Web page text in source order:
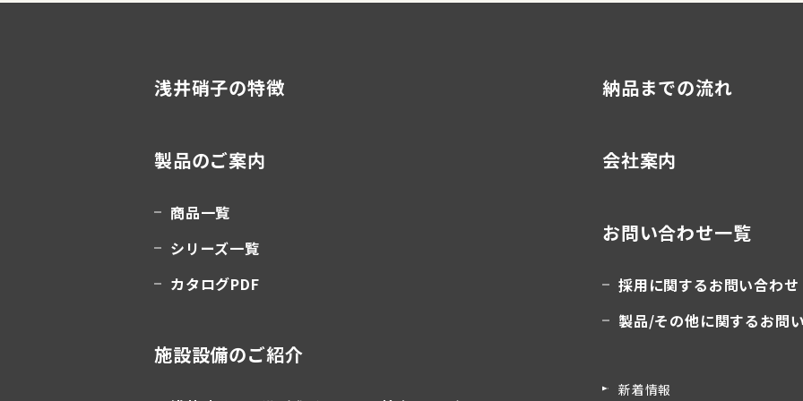
浅井硝子の特徴
製品のご案内
商品一覧
シリーズ一覧
カタログPDF
施設設備のご紹介
納品までの流れ
会社案内
お問い合わせ一覧
採用に関するお問い合わせ
製品/その他に関するお問
新着情報